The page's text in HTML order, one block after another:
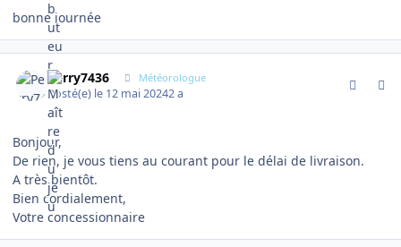
bonne journée
Perry7436 Météorologue
Posté(e) le 12 mai 20242 a
comment_14761
Author stats
Bonjour,
De rien, je vous tiens au courant pour le délai de livraison.
A très bientôt.
Bien cordialement,
Votre concessionnaire